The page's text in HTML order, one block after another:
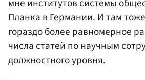
мне институтов системы
Планка в Германии. И там
гораздо более равномерное
числа статей по научным
должностного уровня.